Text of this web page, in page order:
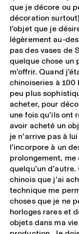
que je décore ou
décoration
l’objet que je
légèrement au-
pas des vases de
quelque chose un
m’offrir. Quand
chinoiseries à 100
peu plus
acheter, pour
une fois qu’ils
avoir acheté un
je n’arrive pas à
l’incorpore à un
prolongement,
quelqu’un
chinois que j’ai
technique me
choses que je ne
horloges rares et
objets dans ma